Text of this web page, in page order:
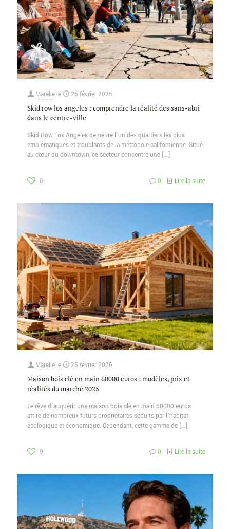
Marelle le 26 février 2026
Skid row los angeles : comprendre la réalité des sans-abri
dans le centre-ville
Skid Row Los Angeles demeure l’un des quartiers les plus
emblématiques et troublants de la métropole californienne. Situé
au cœur du downtown, ce secteur concentre une […]
0 0 Lire la suite
Marelle le 25 février 2026
Maison bois clé en main 60000 euros : modèles, prix et
réalités du marché 2025
Le rêve d’acquérir une maison bois clé en main 60000 euros
attire de nombreux futurs propriétaires séduits par l’habitat
écologique et économique. Cependant, cette gamme de […]
0 0 Lire la suite